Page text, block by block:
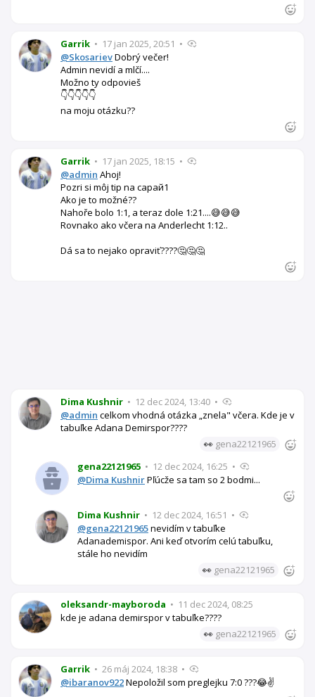
Garrik • 17 jan 2025, 20:51 •
@SkosarievDobrý večer!
Admin nevidí a mlčí....
Možno ty odpovieš
👇👇👇👇👇
na moju otázku??
Garrik • 17 jan 2025, 18:15 •
@admin Ahoj!
Pozri si môj tip na сарай1
Ako je to možné??
Nahoře bolo 1:1, a teraz dole 1:21....😅😅😅
Rovnako ako včera na Anderlecht 1:12..
Dá sa to nejako opraviť????🤔🤔🤔
Dima Kushnir • 12 dec 2024, 13:40 •
@admin celkom vhodná otázka „znela" včera. Kde je v
tabuľke Adana Demirspor????
👀 gena22121965
gena22121965 • 12 dec 2024, 16:25 •
@Dima KushnirPľúcže sa tam so 2 bodmi...
Dima Kushnir • 12 dec 2024, 16:51 •
@gena22121965nevidím v tabuľke
Adanademispor. Ani keď otvorím celú tabuľku,
stále ho nevidím
👀 gena22121965
oleksandr-mayboroda • 11 dec 2024, 08:25
kde je adana demirspor v tabuľke????
👀 gena22121965
Garrik • 26 máj 2024, 18:38 •
@ibaranov922Nepoložil som preglejku 7:0 ???😂✌️